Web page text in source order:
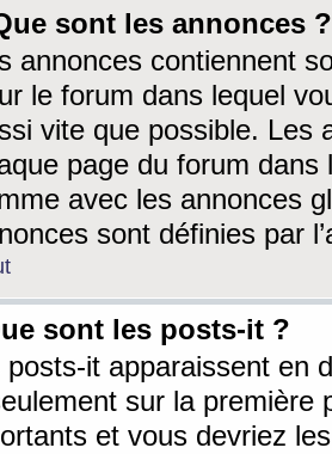
sont les annonces ?
annonces contiennent
le forum dans lequel
vite que possible. Les
page du forum dans
avec les annonces
sont définies par
sont les posts-it ?
posts-it apparaissent en
sur la première
et vous devriez